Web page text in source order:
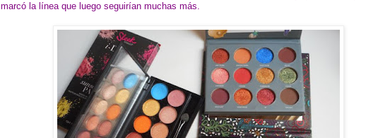
marcó la línea que luego seguirían muchas más.